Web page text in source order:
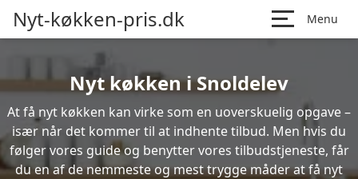
Nyt-køkken-pris.dk Menu
Nyt køkken i Snoldelev
At få nyt køkken kan virke som en uoverskuelig opgave –
især når det kommer til at indhente tilbud. Men hvis du
følger vores guide og benytter vores tilbudstjeneste, får
du en af de nemmeste og mest trygge måder at få nyt